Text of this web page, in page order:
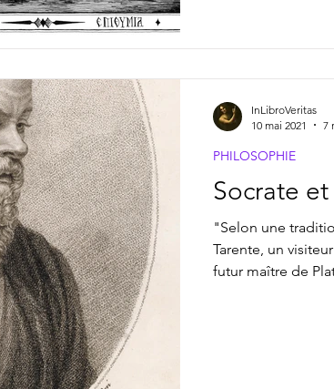
Socrate
"Selon une
Tarente, un
futur maître de
PHILOSOPHIE
InLibroVeritas
10 mai 2021
7